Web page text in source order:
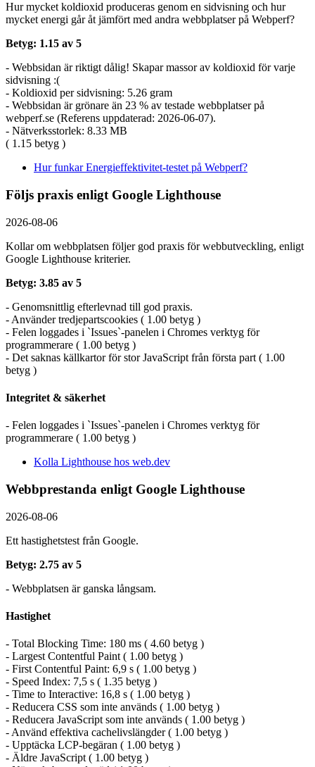
Hur mycket koldioxid produceras genom en sidvisning och hur
mycket energi går åt jämfört med andra webbplatser på Webperf?
Betyg: 1.15 av 5
- Webbsidan är riktigt dålig! Skapar massor av koldioxid för varje
sidvisning :(
- Koldioxid per sidvisning: 5.26 gram
- Webbsidan är grönare än 23 % av testade webbplatser på
webperf.se (Referens uppdaterad: 2026-06-07).
- Nätverksstorlek: 8.33 MB
( 1.15 betyg )
Hur funkar Energieffektivitet-testet på Webperf?
Följs praxis enligt Google Lighthouse
2026-08-06
Kollar om webbplatsen följer god praxis för webbutveckling, enligt
Google Lighthouse kriterier.
Betyg: 3.85 av 5
- Genomsnittlig efterlevnad till god praxis.
- Använder tredjepartscookies ( 1.00 betyg )
- Felen loggades i `Issues`-panelen i Chromes verktyg för
programmerare ( 1.00 betyg )
- Det saknas källkartor för stor JavaScript från första part ( 1.00
betyg )
Integritet & säkerhet
- Felen loggades i `Issues`-panelen i Chromes verktyg för
programmerare ( 1.00 betyg )
Kolla Lighthouse hos web.dev
Webbprestanda enligt Google Lighthouse
2026-08-06
Ett hastighetstest från Google.
Betyg: 2.75 av 5
- Webbplatsen är ganska långsam.
Hastighet
- Total Blocking Time: 180 ms ( 4.60 betyg )
- Largest Contentful Paint ( 1.00 betyg )
- First Contentful Paint: 6,9 s ( 1.00 betyg )
- Speed Index: 7,5 s ( 1.35 betyg )
- Time to Interactive: 16,8 s ( 1.00 betyg )
- Reducera CSS som inte används ( 1.00 betyg )
- Reducera JavaScript som inte används ( 1.00 betyg )
- Använd effektiva cachelivslängder ( 1.00 betyg )
- Upptäcka LCP-begäran ( 1.00 betyg )
- Äldre JavaScript ( 1.00 betyg )